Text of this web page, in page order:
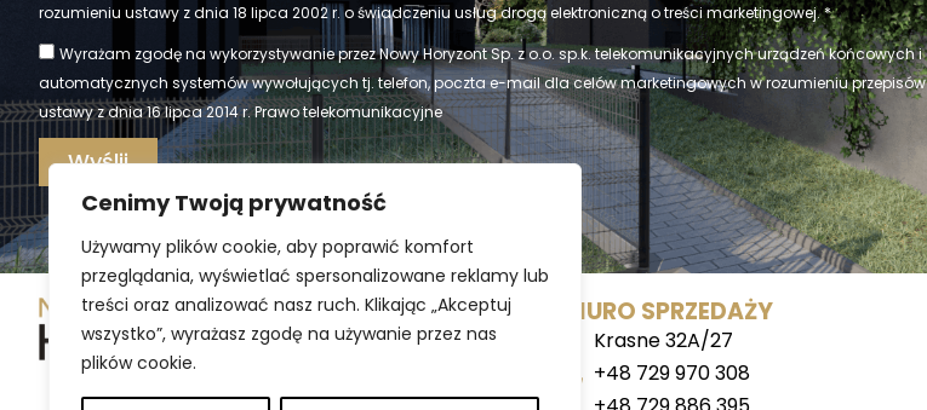
Cenimy Twoją prywatność
Używamy plików cookie, aby poprawić komfort
przeglądania, wyświetlać spersonalizowane reklamy lub
treści oraz analizować nasz ruch. Klikając „Akceptuj
wszystko”, wyrażasz zgodę na używanie przez nas
plików cookie.
rozumieniu ustawy z dnia 18 lipca 2002 r. o świadczeniu usług drogą elektroniczną o treści marketingowej. *
Wyrażam zgodę na wykorzystywanie przez Nowy Horyzont Sp. z o.o. sp.k. telekomunikacyjnych urządzeń końcowych i
automatycznych systemów wywołujących tj. telefon, poczta e-mail dla celów marketingowych w rozumieniu przepisów
ustawy z dnia 16 lipca 2014 r. Prawo telekomunikacyjne
Wyślij
BIURO SPRZEDAŻY
Krasne 32A/27
+48 729 970 308